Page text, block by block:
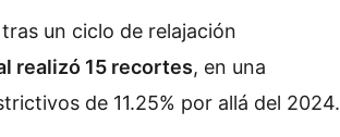
un ciclo de relajación
realizó 15 recortes, en una
de 11.25% por allá del 2024.